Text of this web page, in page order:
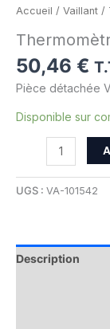
Accueil / Vaillant /
50,46 €
Pièce détachée
Disponible sur
UGS : VA-101542
Description